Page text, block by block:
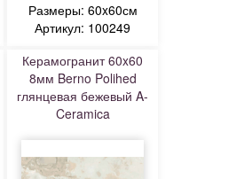
Размеры: 60x60см
Артикул: 100249
Керамогранит 60x60
8мм Berno Polihed
глянцевая бежевый A-
Ceramica